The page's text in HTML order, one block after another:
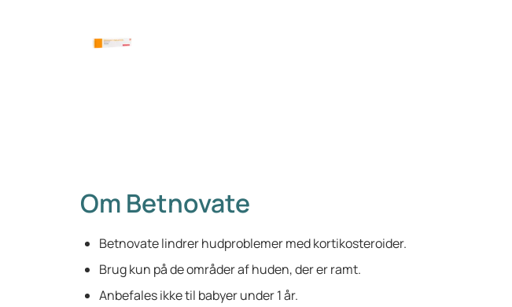
Om Betnovate
Betnovate lindrer hudproblemer med kortikosteroider.
Brug kun på de områder af huden, der er ramt.
Anbefales ikke til babyer under 1 år.